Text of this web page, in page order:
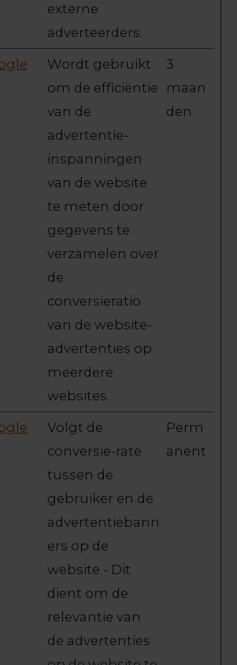
externe
adverteerders.
Wordt gebruikt
om de efficiëntie
van de
advertentie-
inspanningen
van de website
te meten door
gegevens te
verzamelen over
de
conversieratio
van de website-
advertenties op
meerdere
websites.
3
maan
den
Volgt de
conversie-rate
tussen de
gebruiker en de
advertentiebann
ers op de
website - Dit
dient om de
relevantie van
de advertenties
Perm
anent